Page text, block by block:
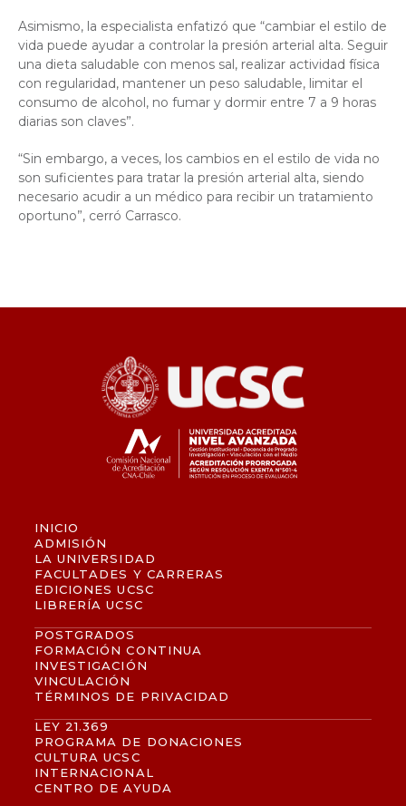
Asimismo, la especialista enfatizó que “cambiar el estilo de
vida puede ayudar a controlar la presión arterial alta. Seguir
una dieta saludable con menos sal, realizar actividad física
con regularidad, mantener un peso saludable, limitar el
consumo de alcohol, no fumar y dormir entre 7 a 9 horas
diarias son claves”.
“Sin embargo, a veces, los cambios en el estilo de vida no
son suficientes para tratar la presión arterial alta, siendo
necesario acudir a un médico para recibir un tratamiento
oportuno”, cerró Carrasco.
INICIO
ADMISIÓN
LA UNIVERSIDAD
FACULTADES Y CARRERAS
EDICIONES UCSC
LIBRERÍA UCSC
POSTGRADOS
FORMACIÓN CONTINUA
INVESTIGACIÓN
VINCULACIÓN
TÉRMINOS DE PRIVACIDAD
LEY 21.369
PROGRAMA DE DONACIONES
CULTURA UCSC
INTERNACIONAL
CENTRO DE AYUDA